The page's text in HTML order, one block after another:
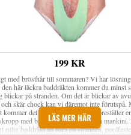
199 KR
LÄS MER HÄR
med brösthår till sommaren? Vi har
här läckra baddräkten kommer du minst
blickar på stranden. Om det är blickar av
skär chock kan vi däremot inte förutspå.
kommer det bli! Mankini Bikini föreställer en
med brösthår klädd i en grön mankini.
rolig baddräkt att bära på stranden,